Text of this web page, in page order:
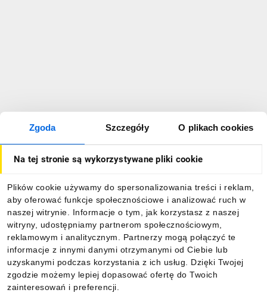
Zgoda Szczegóły O plikach cookies
Na tej stronie są wykorzystywane pliki cookie
Plików cookie używamy do spersonalizowania treści i reklam,
aby oferować funkcje społecznościowe i analizować ruch w
naszej witrynie. Informacje o tym, jak korzystasz z naszej
witryny, udostępniamy partnerom społecznościowym,
reklamowym i analitycznym. Partnerzy mogą połączyć te
informacje z innymi danymi otrzymanymi od Ciebie lub
uzyskanymi podczas korzystania z ich usług. Dzięki Twojej
zgodzie możemy lepiej dopasować ofertę do Twoich
zainteresowań i preferencji.